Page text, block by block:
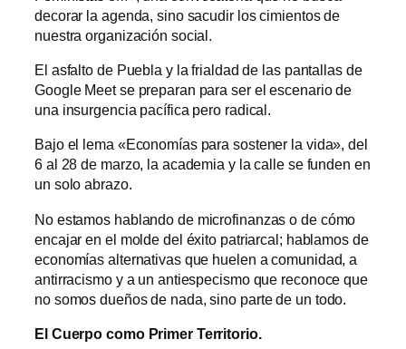
decorar la agenda, sino sacudir los cimientos de
nuestra organización social.
El asfalto de Puebla y la frialdad de las pantallas de
Google Meet se preparan para ser el escenario de
una insurgencia pacífica pero radical.
Bajo el lema «Economías para sostener la vida», del
6 al 28 de marzo, la academia y la calle se funden en
un solo abrazo.
No estamos hablando de microfinanzas o de cómo
encajar en el molde del éxito patriarcal; hablamos de
economías alternativas que huelen a comunidad, a
antirracismo y a un antiespecismo que reconoce que
no somos dueños de nada, sino parte de un todo.
El Cuerpo como Primer Territorio.